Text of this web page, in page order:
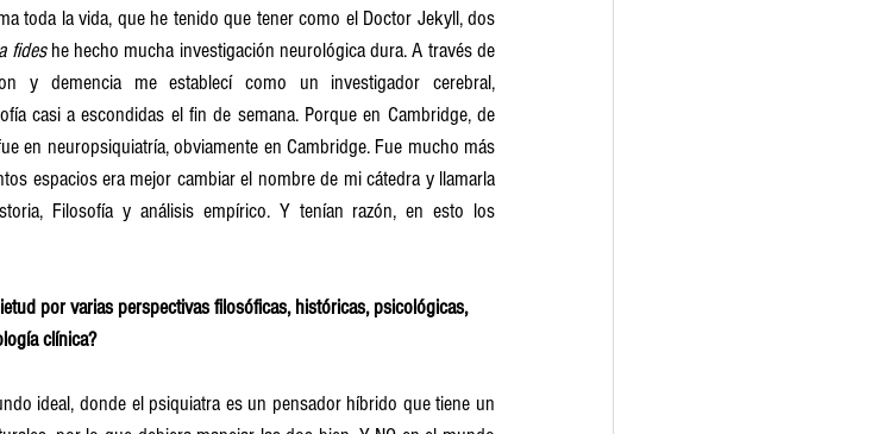
toda la vida, que he tenido que tener como el Doctor Jekyll, dos
fides he hecho mucha investigación neurológica dura. A través de
y demencia me establecí como un investigador cerebral,
casi a escondidas el fin de semana. Porque en Cambridge, de
en neuropsiquiatría, obviamente en Cambridge. Fue mucho más
espacios era mejor cambiar el nombre de mi cátedra y llamarla
Filosofía y análisis empírico. Y tenían razón, en esto los
por varias perspectivas filosóficas, históricas, psicológicas,
clínica?
ideal, donde el psiquiatra es un pensador híbrido que tiene un